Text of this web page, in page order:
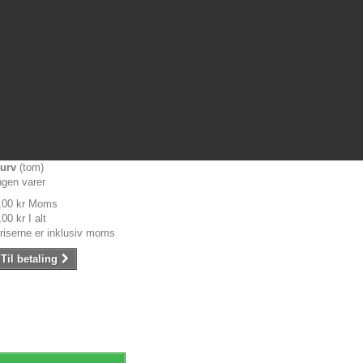
(tom)
varer
kr Moms
kr
I alt
er inklusiv moms
Til betaling